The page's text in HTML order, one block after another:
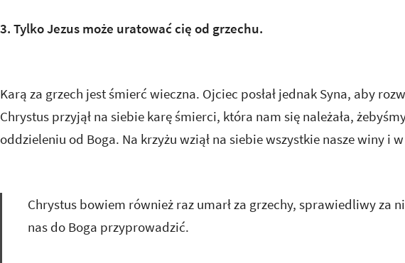
3. Tylko Jezus może uratować cię od grzechu.
Karą za grzech jest śmierć wieczna. Ojciec posłał jednak Syna, aby
Chrystus przyjął na siebie karę śmierci, która nam się należała,
oddzieleniu od Boga. Na krzyżu wziął na siebie wszystkie nasze winy i w
Chrystus bowiem również raz umarł za grzechy, sprawiedliwy za
nas do Boga przyprowadzić.